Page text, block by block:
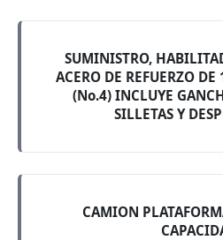
SUMINISTRO,
ACERO DE REFUERZO
(No.4) INCLUYE
SILLETAS Y
CAMION